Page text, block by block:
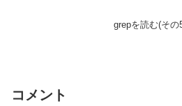
grepを読む(その
コメント